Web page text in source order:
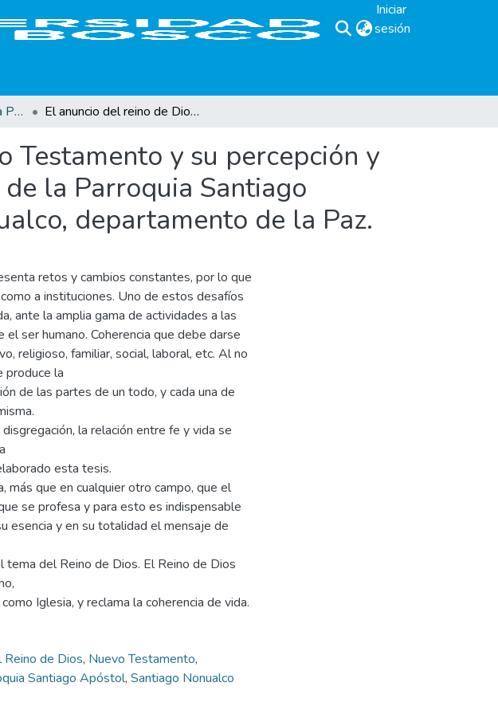
Iniciar
sesión
Profesorado en Teología Pastoral El anuncio del reino de Dios en el Nuevo Testamento y su percepción y vivencia en la comunidad de catequesis de la Parroquia Santiago Apóstol del municipio de Santiago Nonualco, departamento de la Paz.
Testamento y su percepción y
la Parroquia Santiago
departamento de la Paz.
retos y cambios constantes, por lo que
a instituciones. Uno de estos desafíos
ante la amplia gama de actividades a las
ser humano. Coherencia que debe darse
religioso, familiar, social, laboral, etc. Al no
produce la
de las partes de un todo, y cada una de
la relación entre fe y vida se
esta tesis.
más que en cualquier otro campo, que el
se profesa y para esto es indispensable
esencia y en su totalidad el mensaje de
tema del Reino de Dios. El Reino de Dios
Iglesia, y reclama la coherencia de vida.
Reino de Dios, Nuevo Testamento,
Santiago Apóstol, Santiago Nonualco